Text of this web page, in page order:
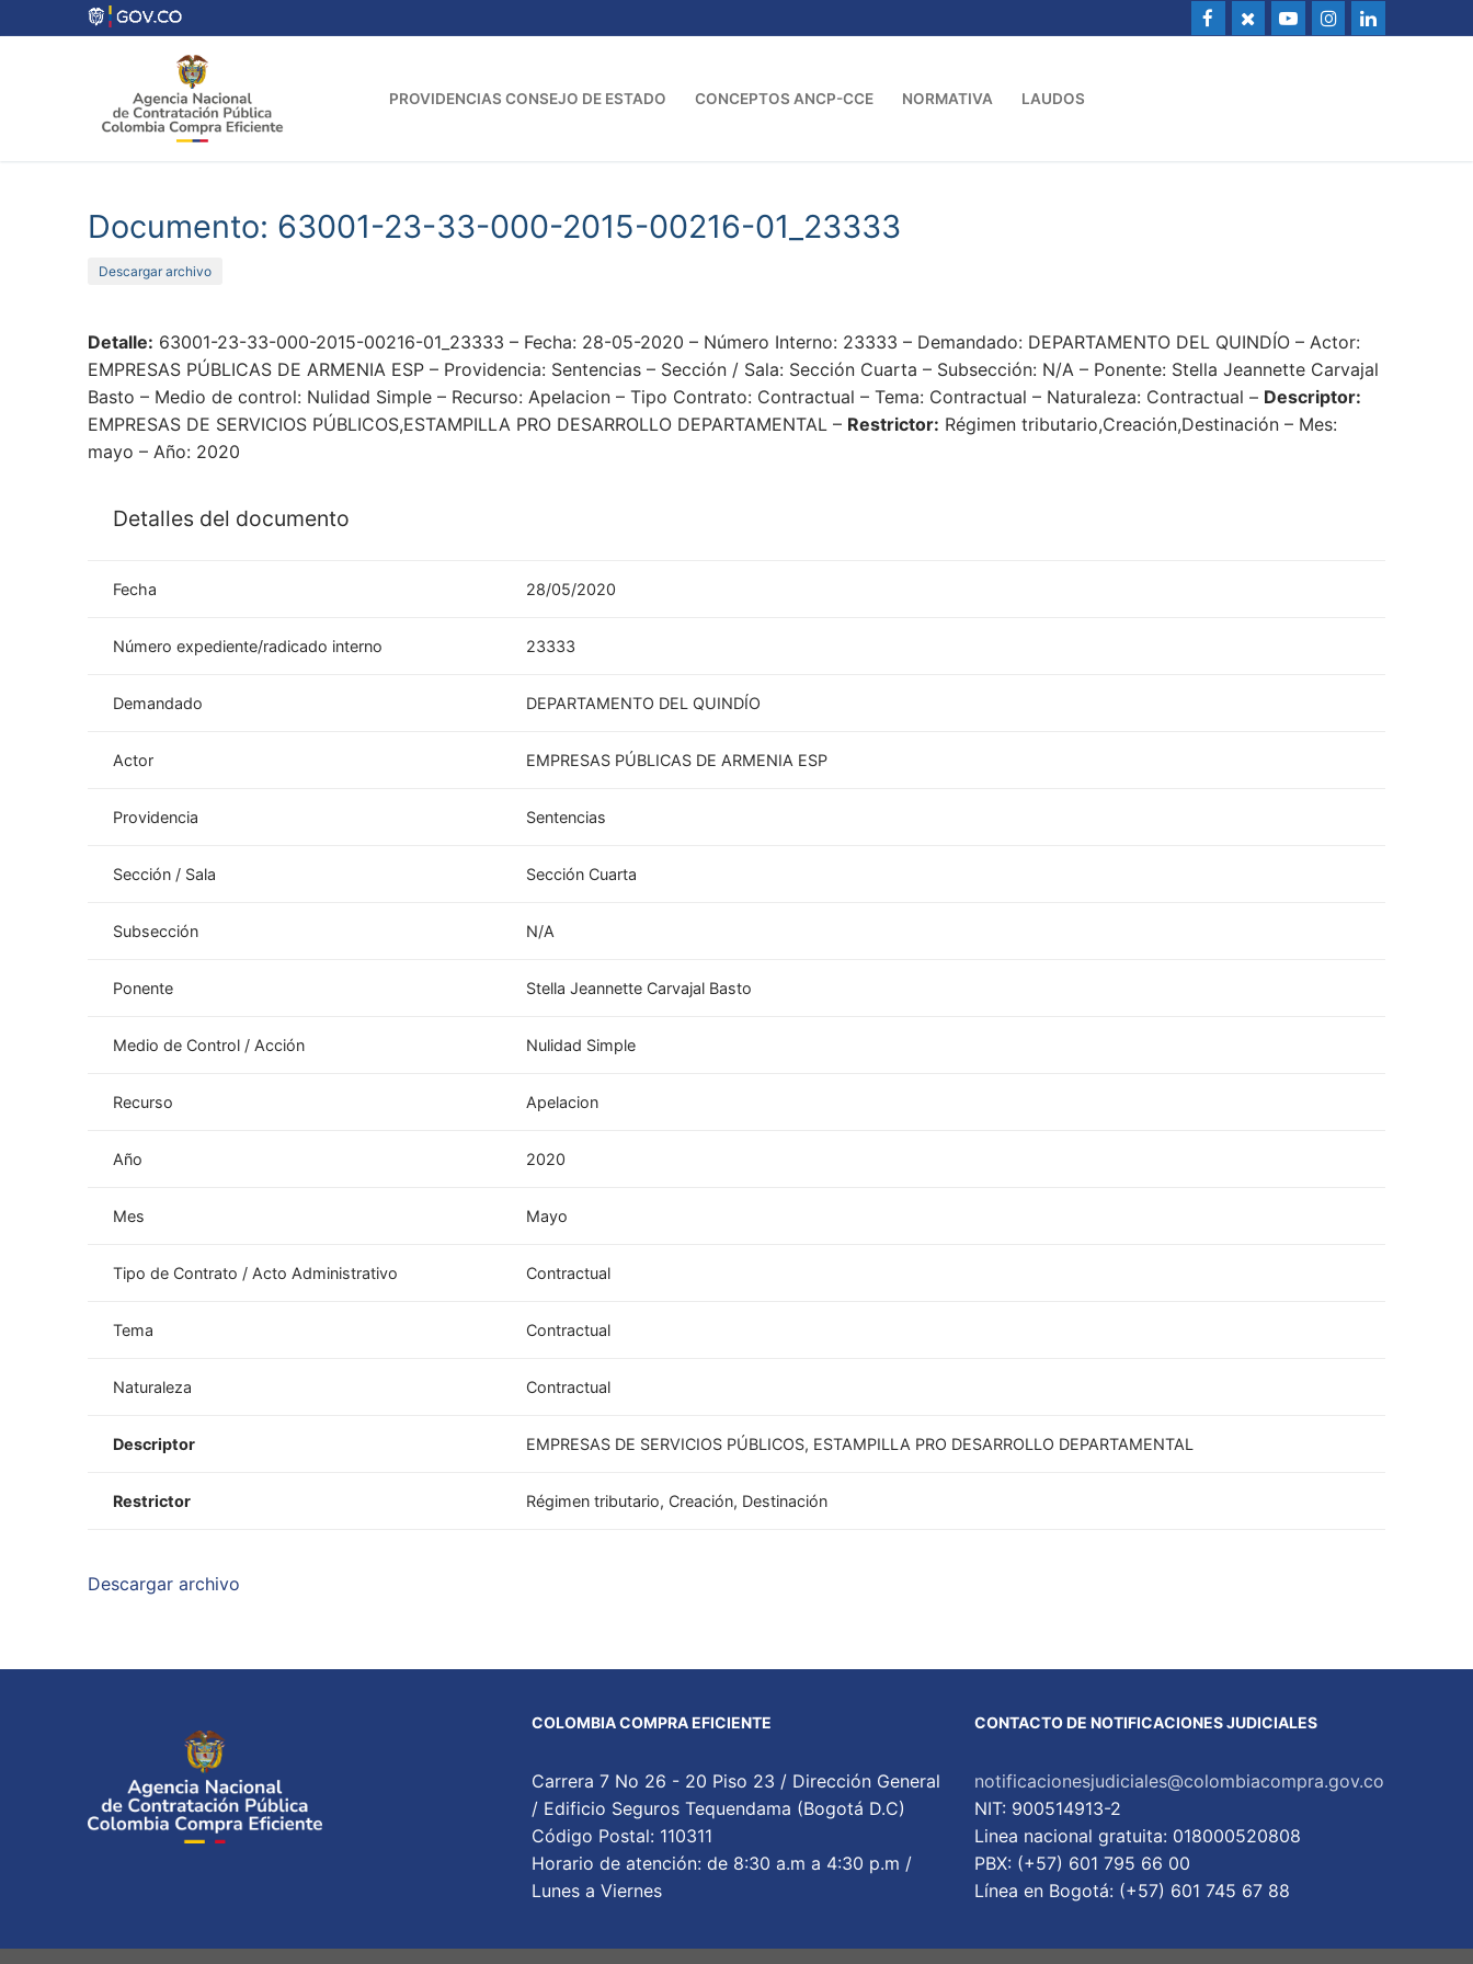
al
PROVIDENCIAS CONSEJO DE ESTADO CONCEPTOS ANCP-CCE NORMATIVA LAUDOS
Documento: 63001-23-33-000-2015-00216-01_23333
Descargar archivo
Detalle: 63001-23-33-000-2015-00216-01_23333 – Fecha: 28-05-2020 – Número Interno: 23333 – Demandado: DEPARTAMENTO DEL QUINDÍO – Actor:
EMPRESAS PÚBLICAS DE ARMENIA ESP – Providencia: Sentencias – Sección / Sala: Sección Cuarta – Subsección: N/A – Ponente: Stella Jeannette Carvajal
Basto – Medio de control: Nulidad Simple – Recurso: Apelacion – Tipo Contrato: Contractual – Tema: Contractual – Naturaleza: Contractual – Descriptor:
EMPRESAS DE SERVICIOS PÚBLICOS,ESTAMPILLA PRO DESARROLLO DEPARTAMENTAL – Restrictor: Régimen tributario,Creación,Destinación – Mes:
mayo – Año: 2020
Detalles del documento
Fecha 28/05/2020
Número expediente/radicado interno 23333
Demandado DEPARTAMENTO DEL QUINDÍO
Actor EMPRESAS PÚBLICAS DE ARMENIA ESP
Providencia Sentencias
Sección / Sala Sección Cuarta
Subsección N/A
Ponente Stella Jeannette Carvajal Basto
Medio de Control / Acción Nulidad Simple
Recurso Apelacion
Año 2020
Mes Mayo
Tipo de Contrato / Acto Administrativo Contractual
Tema Contractual
Naturaleza Contractual
Descriptor EMPRESAS DE SERVICIOS PÚBLICOS, ESTAMPILLA PRO DESARROLLO DEPARTAMENTAL
Restrictor Régimen tributario, Creación, Destinación
Descargar archivo
COLOMBIA COMPRA EFICIENTE
Carrera 7 No 26 - 20 Piso 23 / Dirección General
/ Edificio Seguros Tequendama (Bogotá D.C)
Código Postal: 110311
Horario de atención: de 8:30 a.m a 4:30 p.m /
Lunes a Viernes
CONTACTO DE NOTIFICACIONES JUDICIALES
notificacionesjudiciales@colombiacompra.gov.co
NIT: 900514913-2
Linea nacional gratuita: 018000520808
PBX: (+57) 601 795 66 00
Lí­nea en Bogotá: (+57) 601 745 67 88